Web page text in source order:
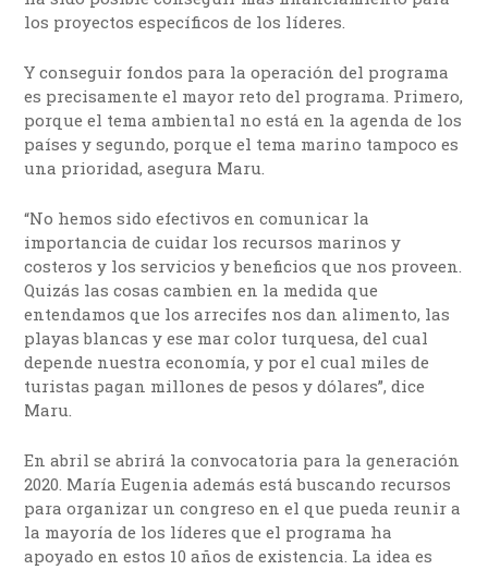
los proyectos específicos de los líderes.
Y conseguir fondos para la operación del programa
es precisamente el mayor reto del programa. Primero,
porque el tema ambiental no está en la agenda de los
países y segundo, porque el tema marino tampoco es
una prioridad, asegura Maru.
“No hemos sido efectivos en comunicar la
importancia de cuidar los recursos marinos y
costeros y los servicios y beneficios que nos proveen.
Quizás las cosas cambien en la medida que
entendamos que los arrecifes nos dan alimento, las
playas blancas y ese mar color turquesa, del cual
depende nuestra economía, y por el cual miles de
turistas pagan millones de pesos y dólares”, dice
Maru.
En abril se abrirá la convocatoria para la generación
2020. María Eugenia además está buscando recursos
para organizar un congreso en el que pueda reunir a
la mayoría de los líderes que el programa ha
apoyado en estos 10 años de existencia. La idea es